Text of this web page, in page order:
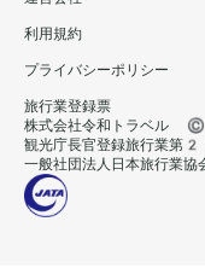
利用規約
プライバシーポリシー
旅行業登録票
株式会社令和トラ
観光庁長官登録旅行業
一般社団法人日本旅行業協